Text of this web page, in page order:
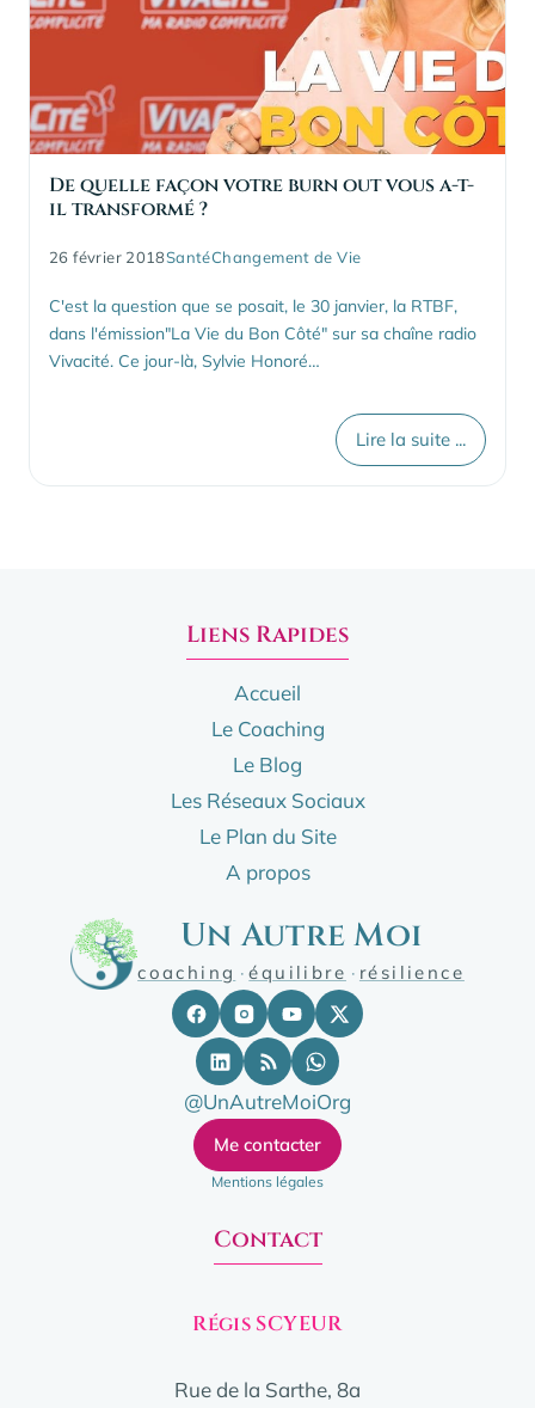
De quelle façon votre burn out vous a-t-
il transformé ?
26 février 2018SantéChangement de Vie
C'est la question que se posait, le 30 janvier, la RTBF,
dans l'émission"La Vie du Bon Côté" sur sa chaîne radio
Vivacité. Ce jour-là, Sylvie Honoré…
Lire la suite ...
Liens Rapides
Accueil
Le Coaching
Le Blog
Les Réseaux Sociaux
Le Plan du Site
A propos
Un Autre Moi
coaching ·équilibre · résilience
@UnAutreMoiOrg
Me contacter
Mentions légales
Contact
Régis SCYEUR
Rue de la Sarthe, 8a